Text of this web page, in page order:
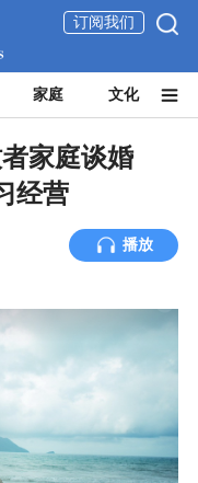
订阅我们
家庭 文化
家庭谈婚
经营
播放